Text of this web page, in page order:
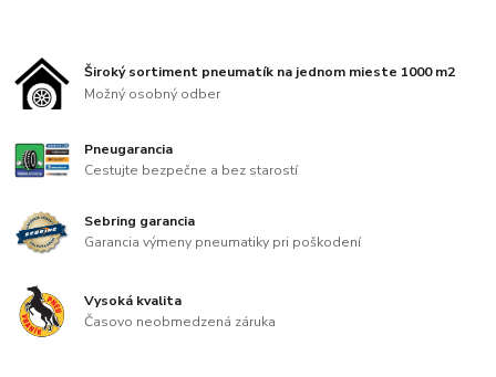
Široký sortiment pneumatík na jednom mieste 1000 m2
Možný osobný odber
Pneugarancia
Cestujte bezpečne a bez starostí
Sebring garancia
Garancia výmeny pneumatiky pri poškodení
Vysoká kvalita
Časovo neobmedzená záruka